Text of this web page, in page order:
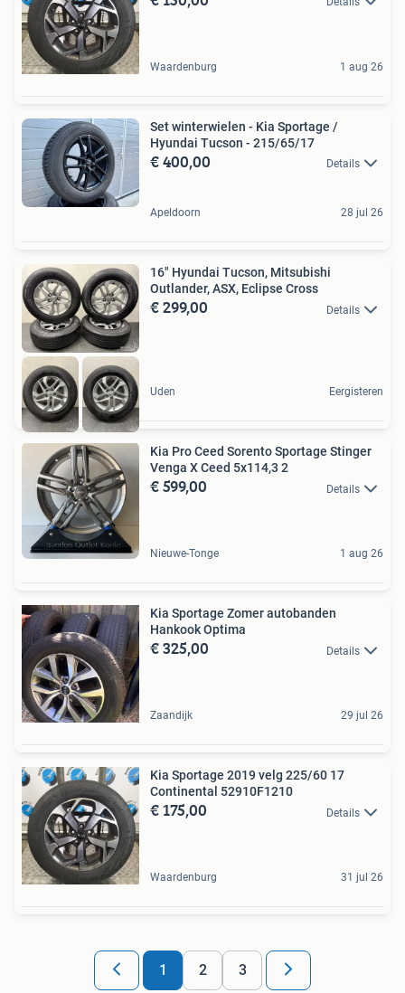
Waardenburg 1 aug 26
Set winterwielen - Kia Sportage /
Hyundai Tucson - 215/65/17
€ 400,00 Details
Apeldoorn 28 jul 26
16" Hyundai Tucson, Mitsubishi
Outlander, ASX, Eclipse Cross
€ 299,00 Details
Uden Eergisteren
Kia Pro Ceed Sorento Sportage Stinger
Venga X Ceed 5x114,3 2
€ 599,00 Details
Nieuwe-Tonge 1 aug 26
Kia Sportage Zomer autobanden
Hankook Optima
€ 325,00 Details
Zaandijk 29 jul 26
Kia Sportage 2019 velg 225/60 17
Continental 52910F1210
€ 175,00 Details
Waardenburg 31 jul 26
1 2 3